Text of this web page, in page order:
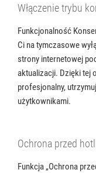
Włączenie trybu
Funkcjonalność
Ci na tymczasowe
strony internetowej
aktualizacji. Dzięki tej
profesjonalny,
użytkownikami.
Ochrona przed
Funkcja „Ochrona